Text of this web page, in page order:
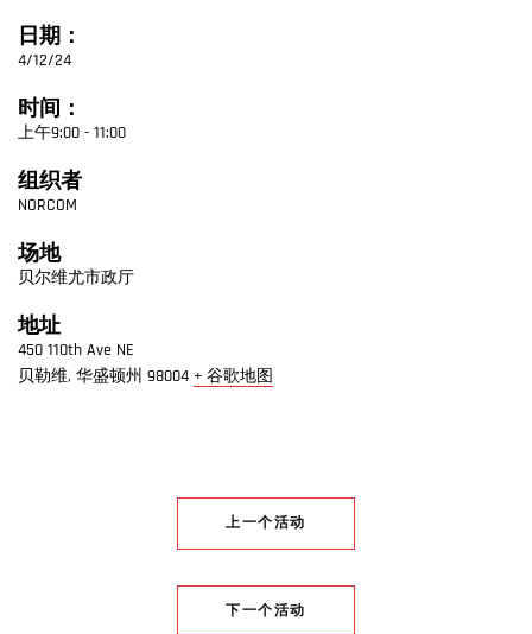
日期：
4/12/24
时间：
上午9:00 - 11:00
组织者
NORCOM
场地
贝尔维尤市政厅
地址
450 110th Ave NE
贝勒维, 华盛顿州 98004 + 谷歌地图
上一个活动
下一个活动